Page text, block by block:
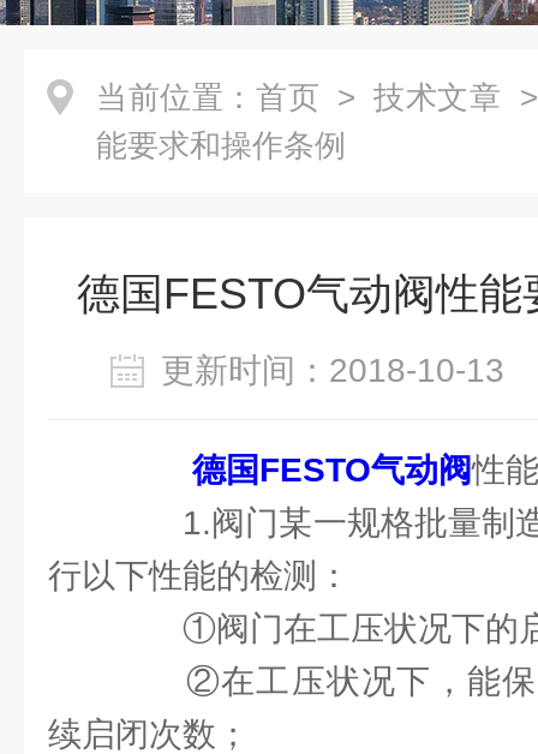
当前位置： 首页 > 技术文章
能要求和操作条例
德国FESTO气动阀性
更新时间：2018-10-
德国FESTO气动阀性
1.阀门某一规格批量制
行以下性能的检测：
①阀门在工压状况下的
②在工压状况下，能保
续启闭次数；